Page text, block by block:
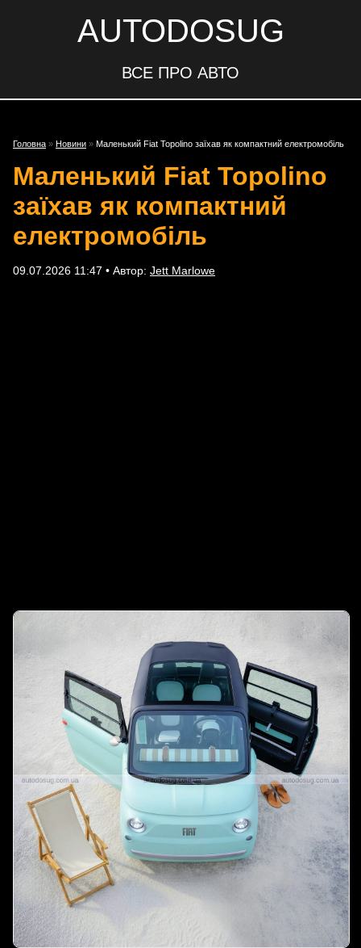
AUTODOSUG
ВСЕ ПРО АВТО
Головна » Новини » Маленький Fiat Topolino заїхав як компактний електромобіль
Маленький Fiat Topolino
заїхав як компактний
електромобіль
09.07.2026 11:47 • Автор: Jett Marlowe